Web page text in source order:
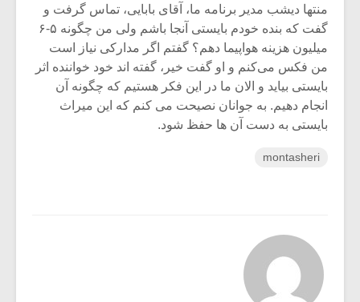
منتها دیشب مدیر برنامه ما، آقای بابایی، تماس گرفت و
گفت که بنده خودم بایستی آنجا باشم ولی من چگونه ۵-۶
میلیون هزینه هواپیما دهم؟ گفتم اگر مدارکی نیاز است
من فکس می‌کنم و او گفت خیر، گفته اند خود خواننده اثر
بایستی بیاید و الان ما در این فکر هستیم که چگونه آن
انجام دهیم. به جوانان نصیحت می کنم که این میراث
بایستی به دست آن ها حفظ شود.
montasheri